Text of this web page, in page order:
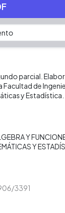
parcial.
de
y
Y
Y
3391